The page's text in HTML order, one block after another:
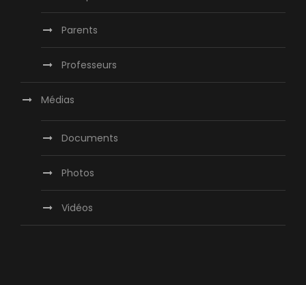
Parents
Professeurs
Médias
Documents
Photos
Vidéos